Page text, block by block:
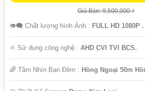
Giá Bán: 9,500,000 ₫
👁️‍🗨 Chất lượng hình Ảnh : FULL HD 1080P .
⚛️ Sử dụng công nghệ : AHD CVI TVI BCS.
🌈 Tầm Nhìn Ban Đêm : Hồng Ngoại 50m